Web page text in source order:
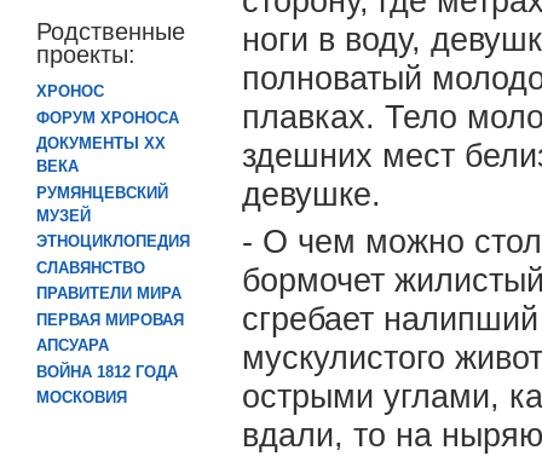
Родственные
проекты:
ХРОНОС
ФОРУМ ХРОНОСА
ДОКУМЕНТЫ XX
ВЕКА
РУМЯНЦЕВСКИЙ
МУЗЕЙ
ЭТНОЦИКЛОПЕДИЯ
СЛАВЯНСТВО
ПРАВИТЕЛИ МИРА
ПЕРВАЯ МИРОВАЯ
АПСУАРА
ВОЙНА 1812 ГОДА
МОСКОВИЯ
ноги в воду,
полноватый
плавках. Тело
здешних мест
девушке.
- О чем можно
бормочет
сгребает
мускулистого
острыми углами,
вдали, то на